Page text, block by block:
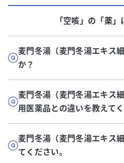
「空咳」 の「薬」
麦門冬湯（麦門冬湯エキス
か？
麦門冬湯（麦門冬湯エキス
用医薬品との違いを教えてく
麦門冬湯（麦門冬湯エキス
てください。